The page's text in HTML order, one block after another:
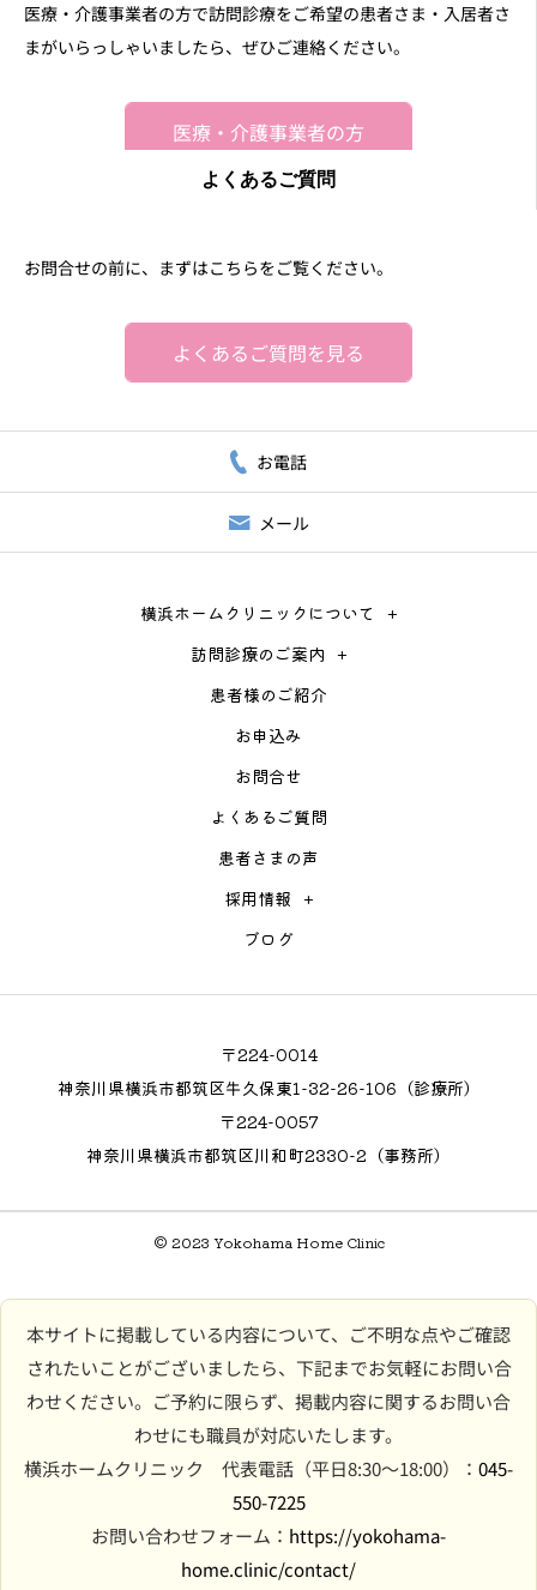
医療・介護事業者の方で訪問診療をご希望の患者さま・入居者さ
まがいらっしゃいましたら、ぜひご連絡ください。
医療・介護事業者の方
よくあるご質問
お問合せの前に、まずはこちらをご覧ください。
よくあるご質問を見る
お電話
メール
横浜ホームクリニックについて
訪問診療のご案内
患者様のご紹介
お申込み
お問合せ
よくあるご質問
患者さまの声
採用情報
ブログ
〒224-0014
神奈川県横浜市都筑区牛久保東1-32-26-106（診療所）
〒224-0057
神奈川県横浜市都筑区川和町2330-2（事務所）
© 2023 Yokohama Home Clinic
本サイトに掲載している内容について、ご不明な点やご確認
されたいことがございましたら、下記までお気軽にお問い合
わせください。ご予約に限らず、掲載内容に関するお問い合
わせにも職員が対応いたします。
横浜ホームクリニック 代表電話（平日8:30〜18:00）： 045-
550-7225
お問い合わせフォーム： https://yokohama-
home.clinic/contact/